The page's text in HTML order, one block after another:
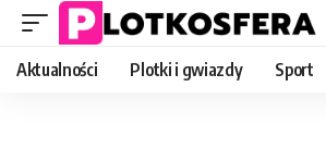
Aktualności Plotki i gwiazdy Sport